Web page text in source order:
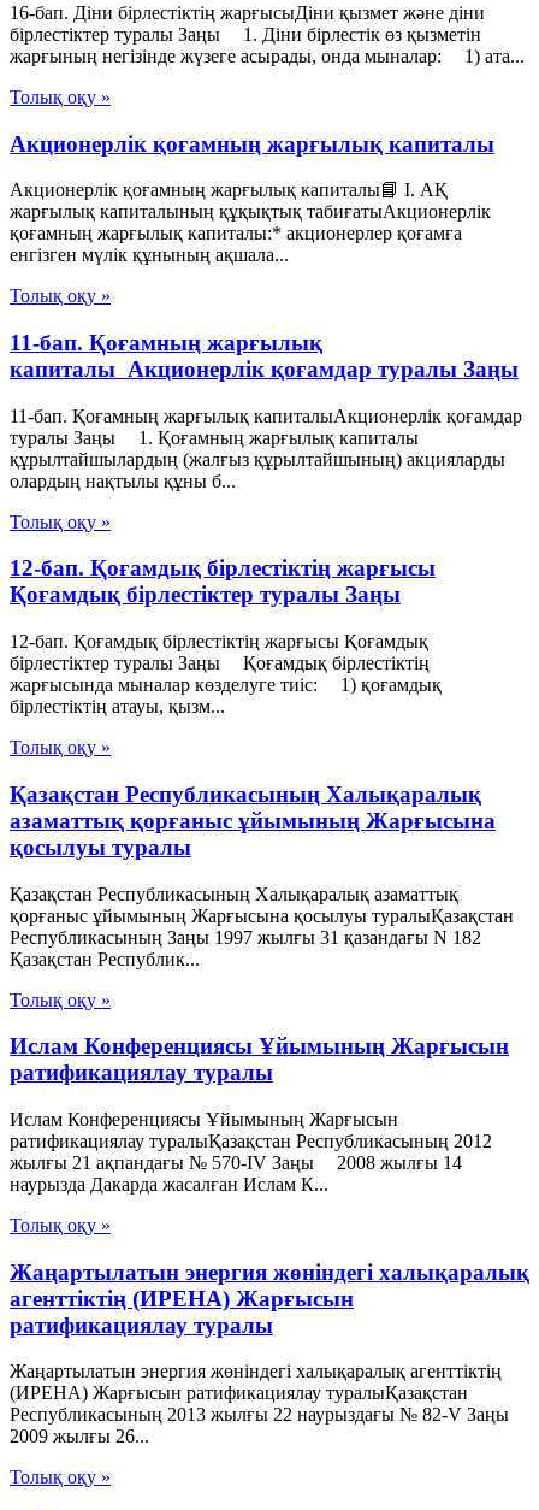
16-бап. Дiни бiрлестiктiң жарғысыДіни қызмет және діни
бірлестіктер туралы Заңы 1. Дiни бiрлестiк өз қызметiн
жарғының негiзiнде жүзеге асырады, онда мыналар: 1) ата...
Толық оқу »
Акционерлік қоғамның жарғылық капиталы
Акционерлік қоғамның жарғылық капиталы📘 I. АҚ
жарғылық капиталының құқықтық табиғатыАкционерлік
қоғамның жарғылық капиталы:* акционерлер қоғамға
енгізген мүлік құнының ақшала...
Толық оқу »
11-бап. Қоғамның жарғылық
капиталы Акционерлік қоғамдар туралы Заңы
11-бап. Қоғамның жарғылық капиталыАкционерлік қоғамдар
туралы Заңы 1. Қоғамның жарғылық капиталы
құрылтайшылардың (жалғыз құрылтайшының) акцияларды
олардың нақтылы құны б...
Толық оқу »
12-бап. Қоғамдық бірлестіктің жарғысы
Қоғамдық бiрлестiктер туралы Заңы
12-бап. Қоғамдық бірлестіктің жарғысы Қоғамдық
бiрлестiктер туралы Заңы Қоғамдық бірлестіктің
жарғысында мыналар көзделуге тиіс: 1) қоғамдық
бірлестіктің атауы, қызм...
Толық оқу »
Қазақстан Республикасының Халықаралық
азаматтық қорғаныс ұйымының Жарғысына
қосылуы туралы
Қазақстан Республикасының Халықаралық азаматтық
қорғаныс ұйымының Жарғысына қосылуы туралыҚазақстан
Республикасының Заңы 1997 жылғы 31 қазандағы N 182
Қазақстан Республик...
Толық оқу »
Ислам Конференциясы Ұйымының Жарғысын
ратификациялау туралы
Ислам Конференциясы Ұйымының Жарғысын
ратификациялау туралыҚазақстан Республикасының 2012
жылғы 21 ақпандағы № 570-IV Заңы 2008 жылғы 14
наурызда Дакарда жасалған Ислам К...
Толық оқу »
Жаңартылатын энергия жөніндегі халықаралық
агенттіктің (ИРЕНА) Жарғысын
ратификациялау туралы
Жаңартылатын энергия жөніндегі халықаралық агенттіктің
(ИРЕНА) Жарғысын ратификациялау туралыҚазақстан
Республикасының 2013 жылғы 22 наурыздағы № 82-V Заңы
2009 жылғы 26...
Толық оқу »